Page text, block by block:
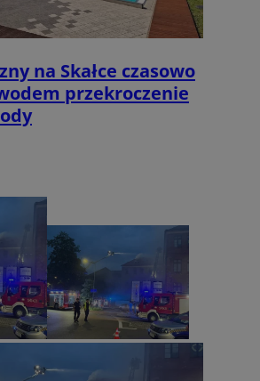
na Skałce czasowo
przekroczenie